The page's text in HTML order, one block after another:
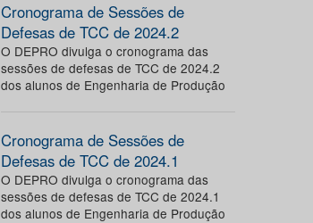
Cronograma de Sessões de
Defesas de TCC de 2024.2
O DEPRO divulga o cronograma das
sessões de defesas de TCC de 2024.2
dos alunos de Engenharia de Produção
Cronograma de Sessões de
Defesas de TCC de 2024.1
O DEPRO divulga o cronograma das
sessões de defesas de TCC de 2024.1
dos alunos de Engenharia de Produção